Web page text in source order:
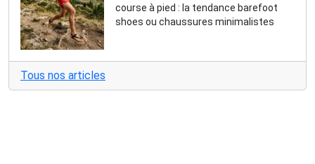
course à pied : la tendance barefoot
shoes ou chaussures minimalistes
Tous nos articles